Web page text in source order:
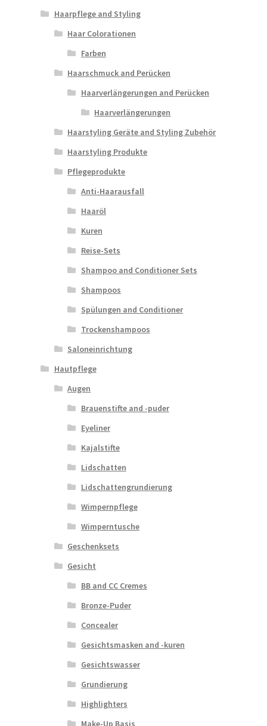
Haarpflege and Styling
Haar Colorationen
Farben
Haarschmuck and Perücken
Haarverlängerungen and Perücken
Haarverlängerungen
Haarstyling Geräte and Styling Zubehör
Haarstyling Produkte
Pflegeprodukte
Anti-Haarausfall
Haaröl
Kuren
Reise-Sets
Shampoo and Conditioner Sets
Shampoos
Spülungen and Conditioner
Trockenshampoos
Saloneinrichtung
Hautpflege
Augen
Brauenstifte and -puder
Eyeliner
Kajalstifte
Lidschatten
Lidschattengrundierung
Wimpernpflege
Wimperntusche
Geschenksets
Gesicht
BB and CC Cremes
Bronze-Puder
Concealer
Gesichtsmasken and -kuren
Gesichtswasser
Grundierung
Highlighters
Make-Up Basis